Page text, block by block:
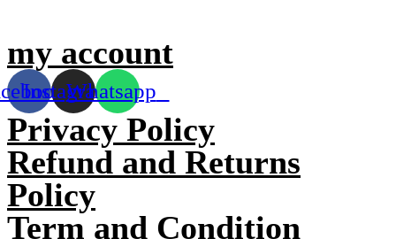
my account
InstagramWhatsapp
Privacy Policy
Refund and Returns
Policy
Term and Condition